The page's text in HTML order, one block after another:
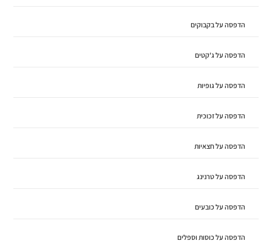
הדפסה על בקבוקים
הדפסה על ג'קטים
הדפסה על גופיות
הדפסה על זכוכית
הדפסה על חצאיות
הדפסה על טרנינג
הדפסה על כובעים
הדפסה על כוסות וספלים